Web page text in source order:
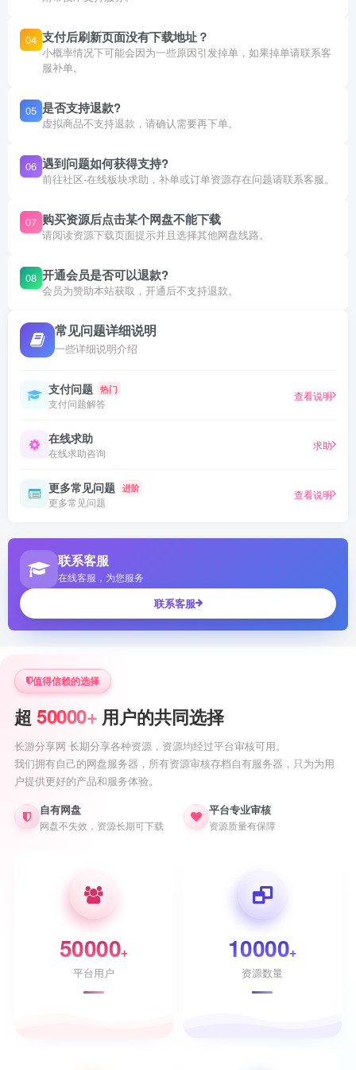
04 支付后刷新页面没有下载地址？
小概率情况下可能会因为一些原因引发掉单，如果掉单请联系客
服补单。
05 是否支持退款?
虚拟商品不支持退款，请确认需要再下单。
06 遇到问题如何获得支持?
前往社区-在线板块求助，补单或订单资源存在问题请联系客服。
07 购买资源后点击某个网盘不能下载
请阅读资源下载页面提示并且选择其他网盘线路。
08 开通会员是否可以退款?
会员为赞助本站获取，开通后不支持退款。
常见问题详细说明
一些详细说明介绍
支付问题 热门
支付问题解答
查看说明
在线求助
在线求助咨询
求助
更多常见问题 进阶
更多常见问题
查看说明
联系客服
在线客服，为您服务
联系客服
值得信赖的选择
超 50000+ 用户的共同选择
长游分享网 长期分享各种资源，资源均经过平台审核可用。
我们拥有自己的网盘服务器，所有资源审核存档自有服务器，只为为用
户提供更好的产品和服务体验。
自有网盘
网盘不失效，资源长期可下载
平台专业审核
资源质量有保障
50000+
平台用户
10000+
资源数量